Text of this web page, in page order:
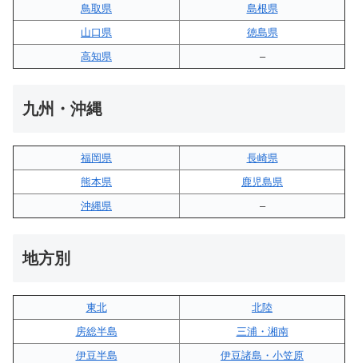
鳥取県
島根県
山口県
徳島県
高知県
–
九州・沖縄
福岡県
長崎県
熊本県
鹿児島県
沖縄県
–
地方別
東北
北陸
房総半島
三浦・湘南
伊豆半島
伊豆諸島・小笠原